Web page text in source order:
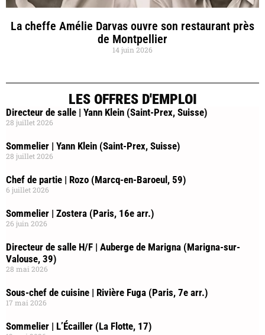
La cheffe Amélie Darvas ouvre son restaurant près
de Montpellier
14 juin 2026
LES OFFRES D'EMPLOI
Directeur de salle | Yann Klein (Saint-Prex, Suisse)
28 juillet 2026
Sommelier | Yann Klein (Saint-Prex, Suisse)
28 juillet 2026
Chef de partie | Rozo (Marcq-en-Baroeul, 59)
6 juillet 2026
Sommelier | Zostera (Paris, 16e arr.)
26 juin 2026
Directeur de salle H/F | Auberge de Marigna (Marigna-sur-
Valouse, 39)
28 mai 2026
Sous-chef de cuisine | Rivière Fuga (Paris, 7e arr.)
17 mai 2026
Sommelier | L’Écailler (La Flotte, 17)